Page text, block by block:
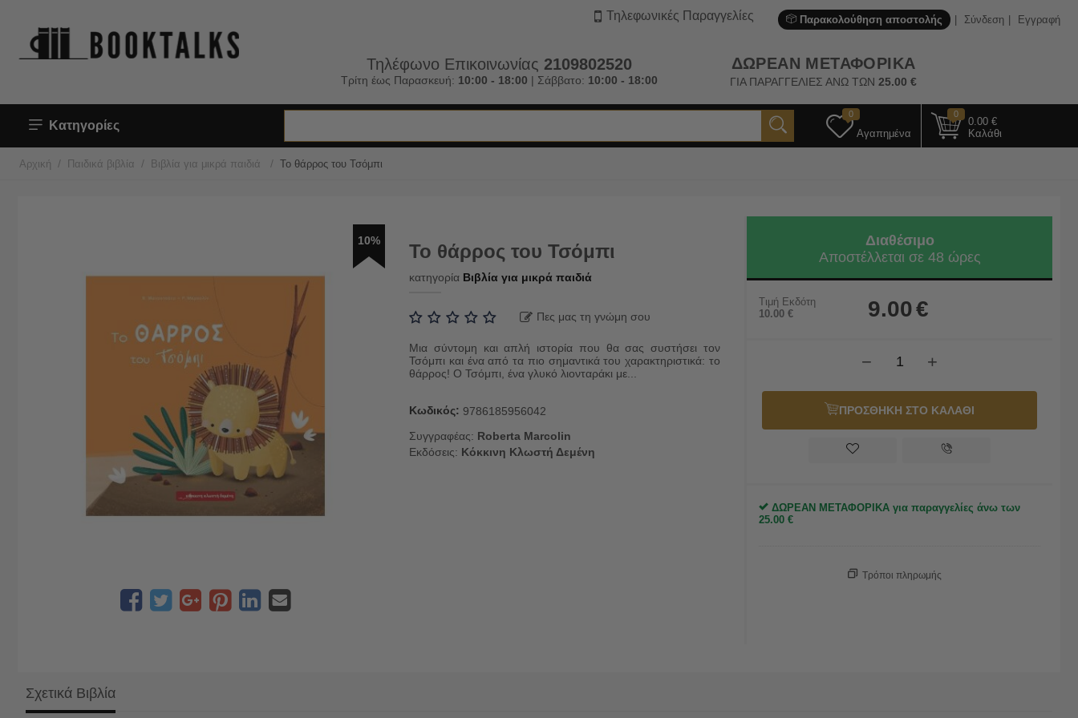
Παρακολούθηση αποστολής Σύνδεση Εγγραφή
Τηλεφωνικές Παραγγελίες
Τηλέφωνο Επικοινωνίας 2109802520
Τρίτη έως Παρασκευή: 10:00 - 18:00 | Σάββατο: 10:00 - 18:00
ΔΩΡΕΑΝ ΜΕΤΑΦΟΡΙΚΑ
ΓΙΑ ΠΑΡΑΓΓΕΛΙΕΣ ΑΝΩ ΤΩΝ25.00 €
Κατηγορίες
0
Αγαπημένα
0
0.00 €
Καλάθι
Αρχική / Παιδικά βιβλία / Βιβλία για μικρά παιδιά / Το θάρρος του Τσόμπι
10% Το θάρρος του Τσόμπι
κατηγορία Βιβλία για μικρά παιδιά
Πες μας τη γνώμη σου
Μια σύντομη και απλή ιστορία που θα σας συστήσει τον
Τσόμπι και ένα από τα πιο σημαντικά του χαρακτηριστικά: το
θάρρος! Ο Τσόμπι, ένα γλυκό λιονταράκι με...
Κωδικός: 9786185956042
Συγγραφέας: Roberta Marcolin
Εκδόσεις: Κόκκινη Κλωστή Δεμένη
Διαθέσιμο
Αποστέλλεται σε 48 ώρες
Τιμή Εκδότη
10.00 € 9.00€
+
−
ΠΡΟΣΘΗΚΗ ΣΤΟ ΚΑΛΑΘΙ
ΔΩΡΕΑΝ ΜΕΤΑΦΟΡΙΚΑ για παραγγελίες άνω των
25.00 €
Τρόποι πληρωμής
Σχετικά Βιβλία